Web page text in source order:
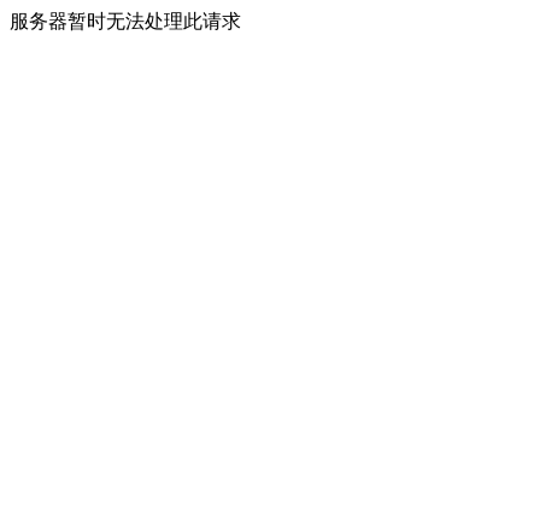
服务器暂时无法处理此请求